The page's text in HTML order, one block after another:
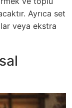
Ayrıca set
veya ekstra